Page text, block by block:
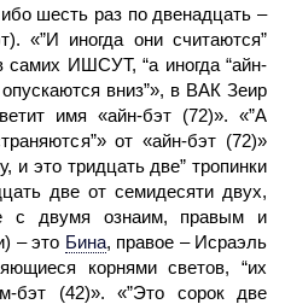
шесть раз по двенадцать –
«”И иногда они считаются”
самих ИШСУТ, “а иногда “айн-
опускаются вниз”», в ВАК Зеир
имя «айн-бэт (72)». «”А
от «айн-бэт (72)»
и это тридцать две” тропинки
две от семидесяти двух,
с двумя ознаим, правым и
– это Бина, правое – Исраэль
корнями светов, “их
бэт (42)». «”Это сорок две